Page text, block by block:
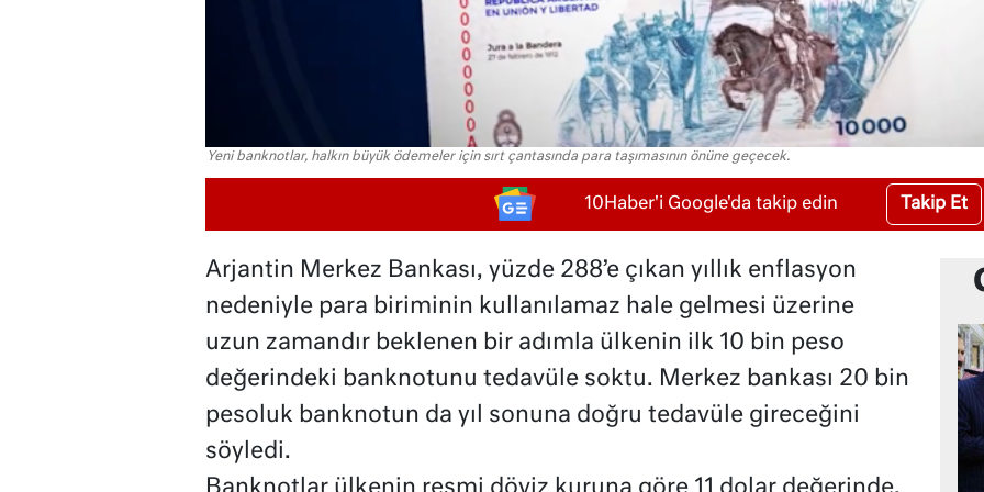
Yeni banknotlar, halkın büyük ödemeler için sırt çantasında para taşımasının önüne geçecek.
10Haber'i Google'da takip edin Takip Et
Arjantin Merkez Bankası, yüzde 288’e çıkan yıllık enflasyon
nedeniyle para biriminin kullanılamaz hale gelmesi üzerine
uzun zamandır beklenen bir adımla ülkenin ilk 10 bin peso
değerindeki banknotunu tedavüle soktu. Merkez bankası 20 bin
pesoluk banknotun da yıl sonuna doğru tedavüle gireceğini
söyledi.